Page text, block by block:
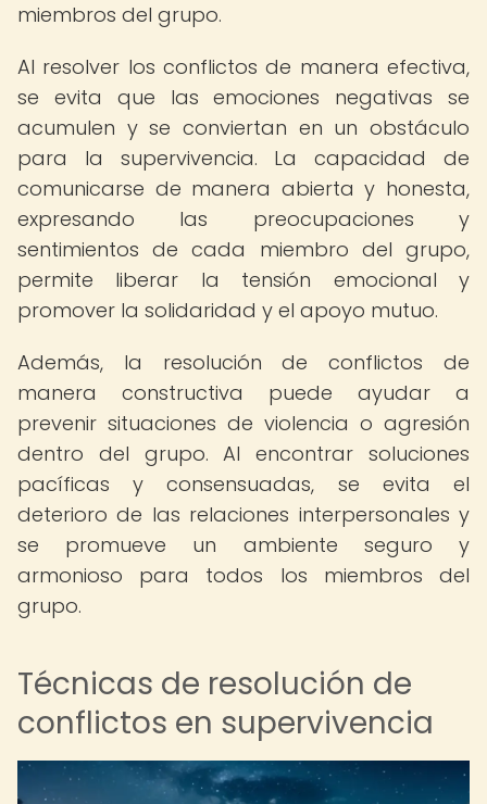
miembros del grupo.
Al resolver los conflictos de manera efectiva,
se evita que las emociones negativas se
acumulen y se conviertan en un obstáculo
para la supervivencia. La capacidad de
comunicarse de manera abierta y honesta,
expresando las preocupaciones y
sentimientos de cada miembro del grupo,
permite liberar la tensión emocional y
promover la solidaridad y el apoyo mutuo.
Además, la resolución de conflictos de
manera constructiva puede ayudar a
prevenir situaciones de violencia o agresión
dentro del grupo. Al encontrar soluciones
pacíficas y consensuadas, se evita el
deterioro de las relaciones interpersonales y
se promueve un ambiente seguro y
armonioso para todos los miembros del
grupo.
Técnicas de resolución de
conflictos en supervivencia